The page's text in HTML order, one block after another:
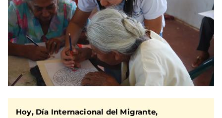
Hoy, Día Internacional del Migrante,